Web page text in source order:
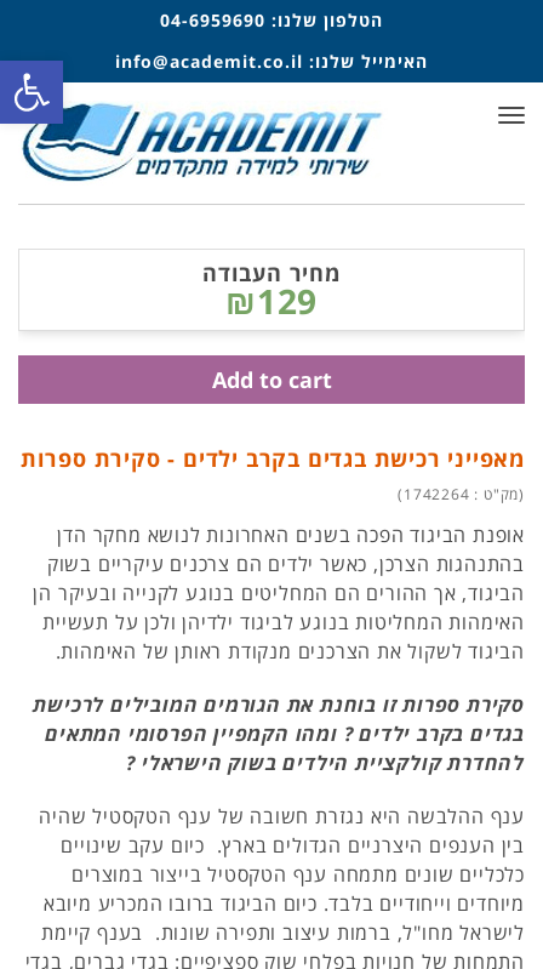
הטלפון שלנו: 04-6959690
האימייל שלנו: info@academit.co.il
תפריט
מאפייני רכישת בגדים בקרב ילדים - סקירת ספרות
(מק"ט : 1742264)
אופנת הביגוד הפכה בשנים האחרונות לנושא מחקר הדן
בהתנהגות הצרכן, כאשר ילדים הם צרכנים עיקריים בשוק
הביגוד, אך ההורים הם המחליטים בנוגע לקנייה ובעיקר הן
האימהות המחליטות בנוגע לביגוד ילדיהן ולכן על תעשיית
הביגוד לשקול את הצרכנים מנקודת ראותן של האימהות.
סקירת ספרות זו בוחנת את הגורמים המובילים לרכישת
בגדים בקרב ילדים ? ומהו הקמפיין הפרסומי המתאים
להחדרת קולקציית הילדים בשוק הישראלי ?
ענף ההלבשה היא נגזרת חשובה של ענף הטקסטיל שהיה
בין הענפים היצרניים הגדולים בארץ. כיום עקב שינויים
כלכליים שונים מתמחה ענף הטקסטיל בייצור במוצרים
מיוחדים וייחודיים בלבד. כיום הביגוד ברובו המכריע מיובא
לישראל מחו"ל, ברמות עיצוב ותפירה שונות. בענף קיימת
התמחות של חנויות בפלחי שוק ספציפיים: בגדי גברים, בגדי
מחיר העבודה
₪129
Add to cart
פתח